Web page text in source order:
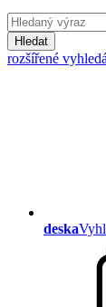
Hledat
rozšířené
deska